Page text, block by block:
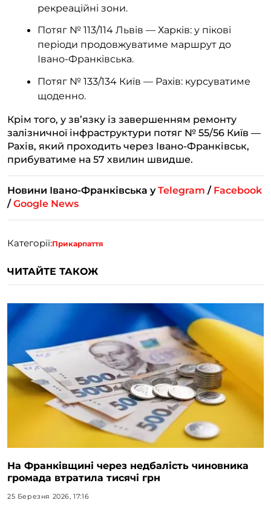
рекреаційні зони.
Потяг № 113/114 Львів — Харків: у пікові
періоди продовжуватиме маршрут до
Івано-Франківська.
Потяг № 133/134 Київ — Рахів: курсуватиме
щоденно.
Крім того, у зв’язку із завершенням ремонту
залізничної інфраструктури потяг № 55/56 Київ —
Рахів, який проходить через Івано-Франківськ,
прибуватиме на 57 хвилин швидше.
Новини Івано-Франківська уTelegram / Facebook
/Google News
Категорії:Прикарпаття
ЧИТАЙТЕ ТАКОЖ
На Франківщині через недбалість чиновника
громада втратила тисячі грн
25 Березня 2026, 17:16